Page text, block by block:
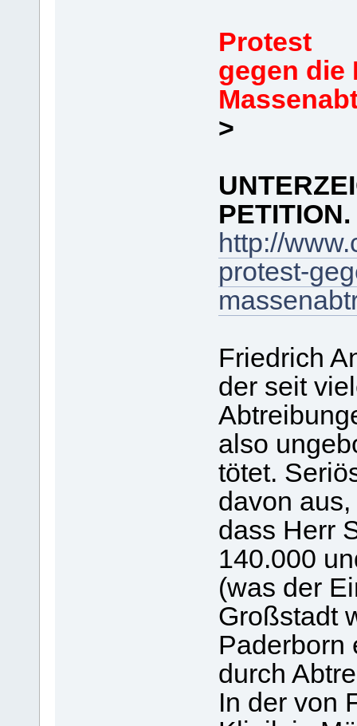
Protest
gegen die
>
http://
protest-
Friedrich
der seit
also
tötet.
davon aus,
dass Herr
140.000
(was der
Großstadt
Paderborn
durch
In der von